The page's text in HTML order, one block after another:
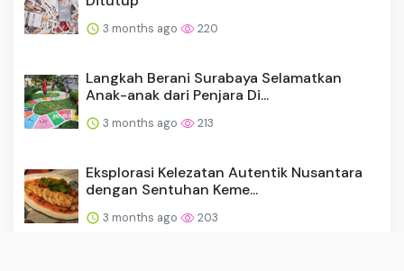
3 months ago 220
Langkah Berani Surabaya Selamatkan
Anak-anak dari Penjara Di...
3 months ago 213
Eksplorasi Kelezatan Autentik Nusantara
dengan Sentuhan Keme...
3 months ago 203